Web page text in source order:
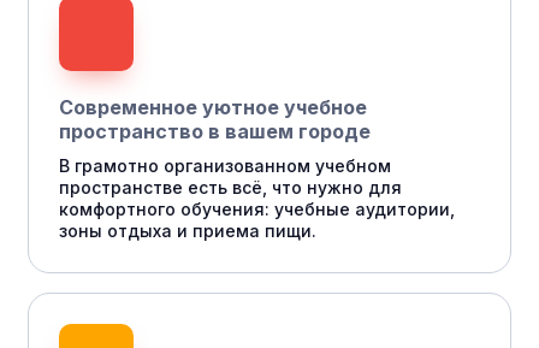
Современное уютное учебное
пространство в вашем городе
В грамотно организованном учебном
пространстве есть всё, что нужно для
комфортного обучения: учебные аудитории,
зоны отдыха и приема пищи.